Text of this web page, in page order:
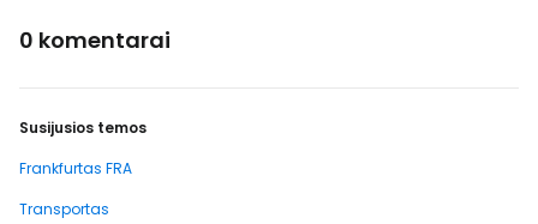
0 komentarai
Susijusios temos
Frankfurtas FRA
Transportas